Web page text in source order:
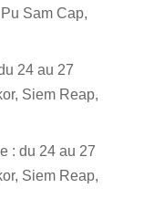
Sam Cap,
24 au 27
Siem Reap,
: du 24 au 27
Siem Reap,